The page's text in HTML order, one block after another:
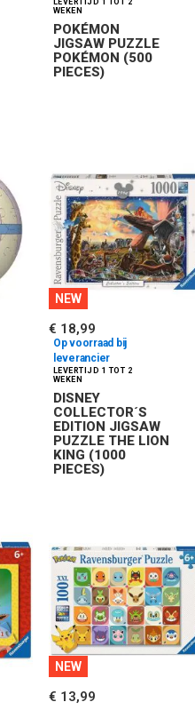
POKÉMON
JIGSAW PUZZLE
POKÉMON (500
PIECES)
NEW
DISNEY
COLLECTOR´S
EDITION JIGSAW
PUZZLE THE LION
KING (1000
PIECES)
€ 18,99
Op voorraad bij
leverancier
NEW
€ 13,99